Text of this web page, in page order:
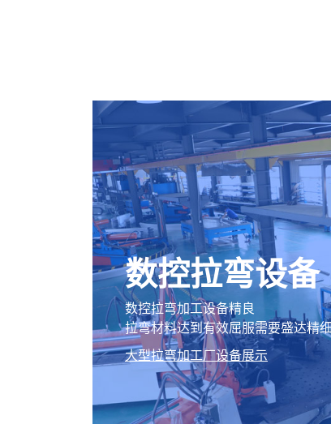
数控拉弯设备
数控拉弯加工设备精良
拉弯材料达到有效屈服需要盛达精
大型拉弯加工厂设备展示